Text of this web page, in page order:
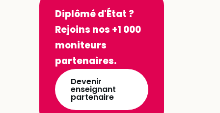
Diplômé d'État ?
Rejoins nos +1 000
moniteurs
partenaires.
Devenir
enseignant
partenaire